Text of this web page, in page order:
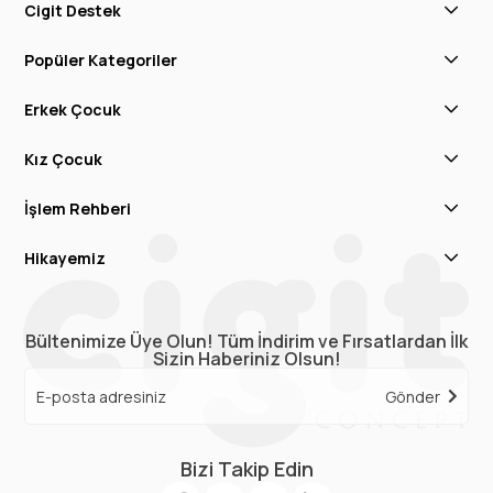
Cigit Destek
Popüler Kategoriler
Erkek Çocuk
Kız Çocuk
İşlem Rehberi
Hikayemiz
Bültenimize Üye Olun! Tüm İndirim ve Fırsatlardan İlk
Sizin Haberiniz Olsun!
Gönder
Bizi Takip Edin